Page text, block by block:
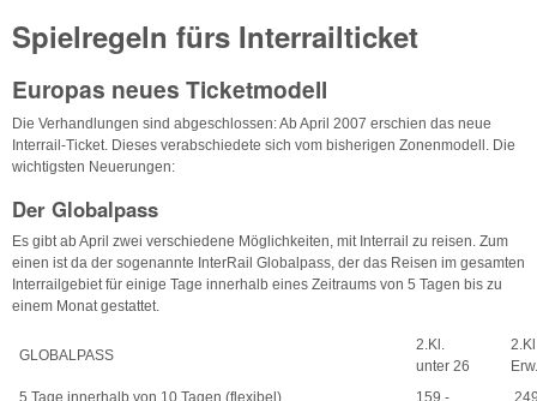
Spielregeln fürs Interrailticket
Europas neues Ticketmodell
Die Verhandlungen sind abgeschlossen: Ab April 2007 erschien das neue
Interrail-Ticket. Dieses verabschiedete sich vom bisherigen Zonenmodell. Die
wichtigsten Neuerungen:
Der Globalpass
Es gibt ab April zwei verschiedene Möglichkeiten, mit Interrail zu reisen. Zum
einen ist da der sogenannte InterRail Globalpass, der das Reisen im gesamten
Interrailgebiet für einige Tage innerhalb eines Zeitraums von 5 Tagen bis zu
einem Monat gestattet.
GLOBALPASS
2.Kl.
unter 26
Erw.
5 Tage innerhalb von 10 Tagen (flexibel)
159,-